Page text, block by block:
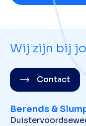
Wij zijn bij
Contact
Berends &